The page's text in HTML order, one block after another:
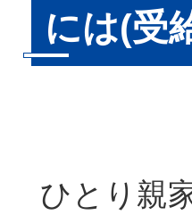
には(受
ひとり親